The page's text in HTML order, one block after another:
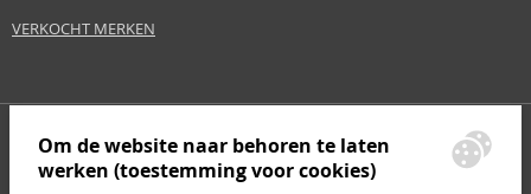
VERKOCHT MERKEN
Om de website naar behoren te laten
werken (toestemming voor cookies)